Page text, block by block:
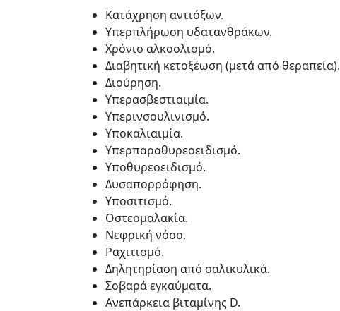
Κατάχρηση αντιόξων.
Υπερπλήρωση υδατανθράκων.
Χρόνιο αλκοολισμό.
Διαβητική κετοξέωση (μετά από θεραπεία).
Διούρηση.
Υπερασβεστιαιμία.
Υπερινσουλινισμό.
Υποκαλιαιμία.
Υπερπαραθυρεοειδισμό.
Υποθυρεοειδισμό.
Δυσαπορρόφηση.
Υποσιτισμό.
Οστεομαλακία.
Νεφρική νόσο.
Ραχιτισμό.
Δηλητηρίαση από σαλικυλικά.
Σοβαρά εγκαύματα.
Ανεπάρκεια βιταμίνης D.